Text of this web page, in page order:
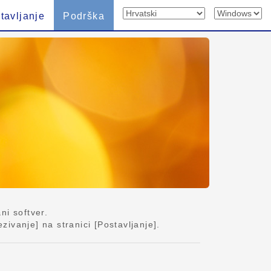
Podrška
softver.
na stranici [Postavljanje].